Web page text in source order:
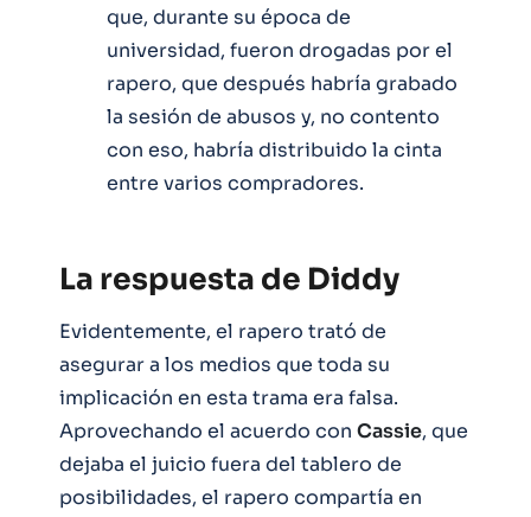
que, durante su época de
universidad, fueron drogadas por el
rapero, que después habría grabado
la sesión de abusos y, no contento
con eso, habría distribuido la cinta
entre varios compradores.
La respuesta de Diddy
Evidentemente, el rapero trató de
asegurar a los medios que toda su
implicación en esta trama era falsa.
Aprovechando el acuerdo con Cassie, que
dejaba el juicio fuera del tablero de
posibilidades, el rapero compartía en